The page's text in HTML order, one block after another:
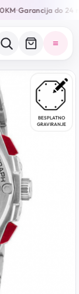
•Garancija do 24
BESPLATNO
GRAVIRANJE